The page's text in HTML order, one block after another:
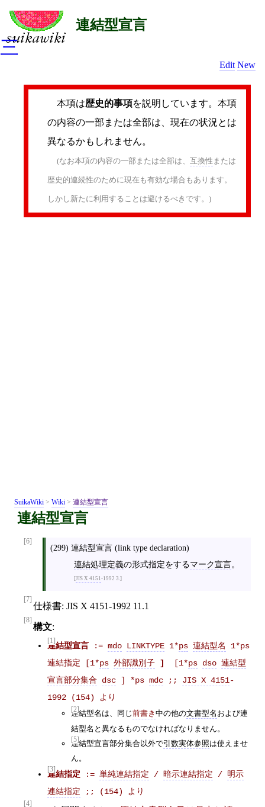
連結型宣言
Edit New
本項は歴史的事項を説明しています。本項
の内容の一部または全部は、現在の状況とは
異なるかもしれません。
(なお本項の内容の一部または全部は、 互換性 または
歴史的連続性のために現在も有効な場合もあります。
しかし新たに利用することは避けるべきです。)
SuikaWiki > Wiki > 連結型宣言
連結型宣言
[6]
(299) 連結型宣言 (link type declaration)
連結処理定義の形式指定をするマーク宣言。
JIS X 4151 -1992 3.
[7]
仕様書: JIS X 4151‐1992 11.1
[8]
構文:
[1]
連結型宣言 := mdo LINKTYPE 1*ps 連結型名
1*ps
連結指定 [1*ps 外部識別子 ]
  [1*
ps dso 連結型
宣言部分集合
dsc ] *ps mdc ;; JIS X 4151‐
1992 (154) より
[2]
連結型名は、同じ前書き 中の他の文書型名 および連
結型名と異なるものでなければなりません。
[5]
連結型宣言部分集合以外で引数実体参照は使えませ
ん。
[3]
連結指定 := 単純連結指定 / 暗示連結指定 / 明示
連結指定 ;; (154) より
[4]
三